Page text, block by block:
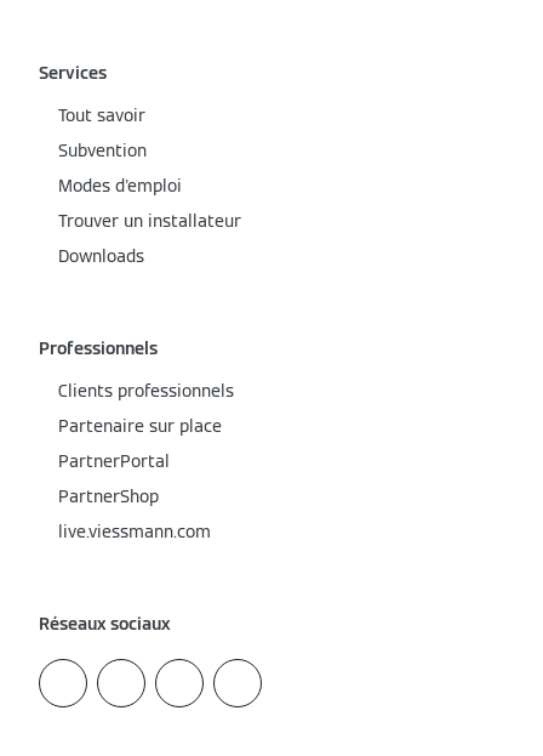
Services
Tout savoir
Subvention
Modes d'emploi
Trouver un installateur
Downloads
Professionnels
Clients professionnels
Partenaire sur place
PartnerPortal
PartnerShop
live.viessmann.com
Réseaux sociaux